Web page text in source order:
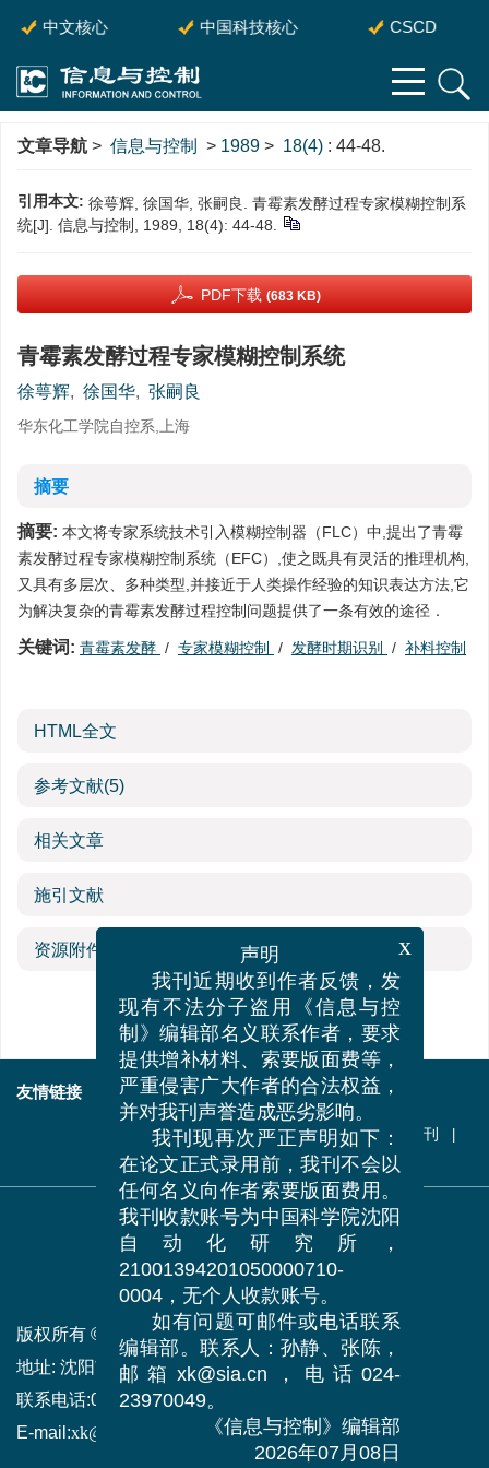
中文核心 中国科技核心 CSCD
文章导航 > 信息与控制 > 1989 > 18(4) : 44-48.
引用本文: 徐萼辉, 徐国华, 张嗣良. 青霉素发酵过程专家模糊控制系
统[J]. 信息与控制, 1989, 18(4): 44-48.
PDF下载 (683 KB)
青霉素发酵过程专家模糊控制系统
徐萼辉, 徐国华, 张嗣良
华东化工学院自控系,上海
摘要
摘要: 本文将专家系统技术引入模糊控制器（FLC）中,提出了青霉
素发酵过程专家模糊控制系统（EFC）,使之既具有灵活的推理机构,
又具有多层次、多种类型,并接近于人类操作经验的知识表达方法,它
为解决复杂的青霉素发酵过程控制问题提供了一条有效的途径．
关键词: 青霉素发酵 / 专家模糊控制 / 发酵时期识别 / 补料控制
HTML全文
参考文献(5)
相关文章
施引文献
资源附件
友情链接 中国自动化学会
科学出版社
中国科学技术协会
中国科学院
中国科学院沈阳自动化研究所
《机器人》期刊
更多+
版权所有 © 中国科学院沈阳自动化研究所
地址: 沈阳市南塔街114号 (110016)
联系电话:024-23970049
E-mail:xk@sia.cn
x
声明
我刊近期收到作者反馈，发
现有不法分子盗用《信息与控
制》编辑部名义联系作者，要求
提供增补材料、索要版面费等，
严重侵害广大作者的合法权益，
并对我刊声誉造成恶劣影响。
我刊现再次严正声明如下：
在论文正式录用前，我刊不会以
任何名义向作者索要版面费用。
我刊收款账号为中国科学院沈阳
自动化研究所，
21001394201050000710-
0004，无个人收款账号。
如有问题可邮件或电话联系
编辑部。联系人：孙静、张陈，
邮箱xk@sia.cn，电话024-
23970049。
《信息与控制》编辑部
2026年07月08日